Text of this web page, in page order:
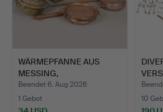
WÄRMEPFANNE AUS
MESSING,
WÄRMEPFANNE AUS K…
Beendet 6. Aug 2026
1 Gebot
10